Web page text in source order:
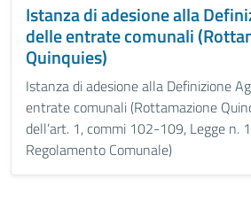
Istanza di adesione alla
delle entrate comunali
Quinquies)
Istanza di adesione alla Definizione
entrate comunali (Rottamazione
dell’art. 1, commi 102-109, Legge n.
Regolamento Comunale)